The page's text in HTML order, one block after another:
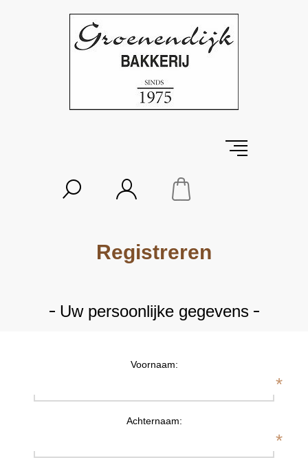
Registreren
Uw persoonlijke gegevens
Voornaam:
*
Achternaam:
*